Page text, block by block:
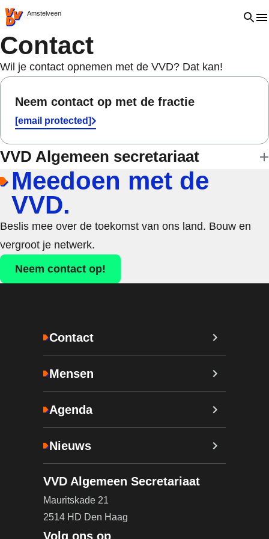
VVD.nl - Ga naar de homepage
Amstelveen Open
Contact
Wil je contact opnemen met de VVD? Dat kan!
Neem contact op met de fractie
[email protected]
VVD Algemeen secretariaat
Meedoen met de
VVD.
Beslis mee over de toekomst van ons land. Bouw en
vergroot je netwerk.
Neem contact op!
Contact
Mensen
Agenda
Nieuws
VVD Algemeen Secretariaat
Mauritskade 21
2514 HD Den Haag
Volg ons op